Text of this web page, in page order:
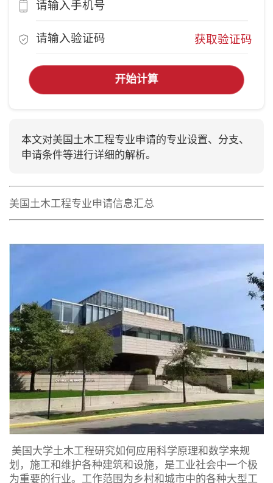
获取验证码
开始计算
本文对美国土木工程专业申请的专业设置、分支、
申请条件等进行详细的解析。
美国土木工程专业申请信息汇总
美国大学土木工程研究如何应用科学原理和数学来规
划，施工和维护各种建筑和设施，是工业社会中一个极
为重要的行业。工作范围为乡村和城市中的各种大型工